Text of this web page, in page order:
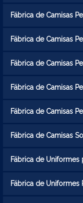
Fábrica de Camisas
Fábrica de Camisas
Fábrica de Camisas
Fábrica de Camisas
Fábrica de Camisas
Fábrica de Camisas
Fábrica de Uniformes
Fábrica de Uniformes